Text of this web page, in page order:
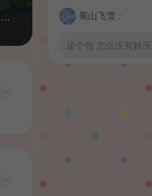
三网H5小游戏【穿越奇迹】最新整理WIN系服务端+Linux手工服务端+详细搭建教程
蜀山飞雪：
这个包 怎么没有解